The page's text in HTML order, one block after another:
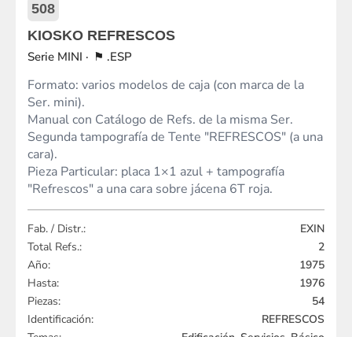
508
KIOSKO REFRESCOS
MINI
.ESP
Formato: varios modelos de caja (con marca de la
Ser. mini).
Manual con Catálogo de Refs. de la misma Ser.
Segunda tampografía de Tente "REFRESCOS" (a una
cara).
Pieza Particular: placa 1×1 azul + tampografía
"Refrescos" a una cara sobre jácena 6T roja.
Fab. / Distr.:
EXIN
Total Refs.:
2
Año:
1975
Hasta:
1976
Piezas:
54
Identificación:
REFRESCOS